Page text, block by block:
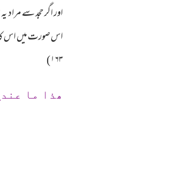
اور اگر حجد سے
۱۶۳)
ھذا ما